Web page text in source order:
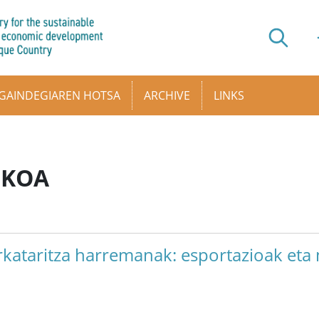
HOTSA ARCHIVE LINKS
harremanak: esportazioak eta